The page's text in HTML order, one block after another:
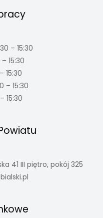
– 15:30
15:30
15:30
– 15:30
15:30
41 III piętro, pokój 325